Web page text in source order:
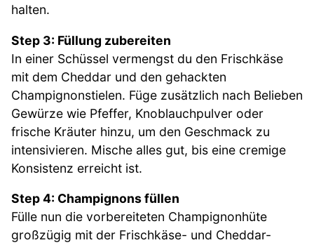
halten.
Step 3: Füllung zubereiten
In einer Schüssel vermengst du den Frischkäse
mit dem Cheddar und den gehackten
Champignonstielen. Füge zusätzlich nach Belieben
Gewürze wie Pfeffer, Knoblauchpulver oder
frische Kräuter hinzu, um den Geschmack zu
intensivieren. Mische alles gut, bis eine cremige
Konsistenz erreicht ist.
Step 4: Champignons füllen
Fülle nun die vorbereiteten Champignonhüte
großzügig mit der Frischkäse- und Cheddar-